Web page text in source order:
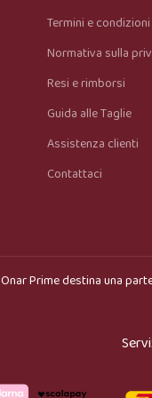
Termini e condizioni
Normativa sulla
Resi e rimborsi
Guida alle Taglie
Assistenza clienti
Contattaci
Onar Primedestina una